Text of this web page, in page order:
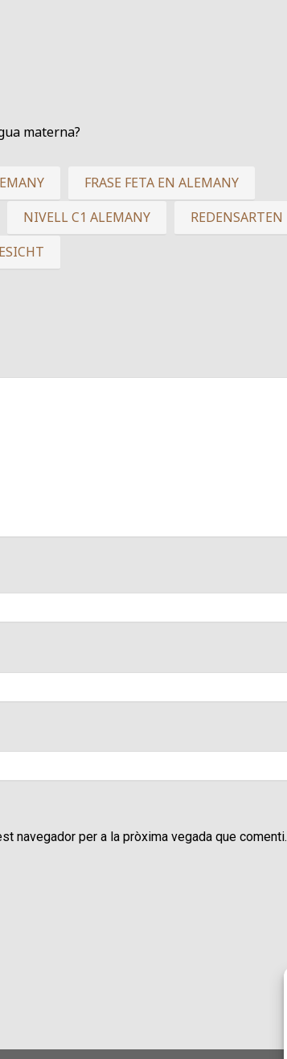
materna?
FRASE FETA EN ALEMANY
NIVELL C1 ALEMANY
REDENSARTEN
navegador per a la pròxima vegada que comenti.